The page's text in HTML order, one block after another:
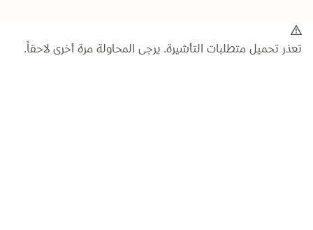
تعذر تحميل متطلبات التأشيرة. يرجى المحاولة مرة أخرى لاحقاً.